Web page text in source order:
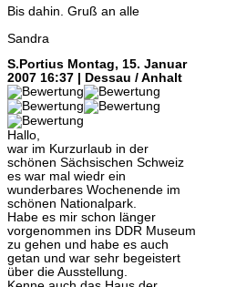
Bis dahin. Gruß an alle
Sandra
S.Portius Montag, 15. Januar
2007 16:37 | Dessau / Anhalt
Hallo,
war im Kurzurlaub in der
schönen Sächsischen Schweiz
es war mal wiedr ein
wunderbares Wochenende im
schönen Nationalpark.
Habe es mir schon länger
vorgenommen ins DDR Museum
zu gehen und habe es auch
getan und war sehr begeistert
über die Ausstellung.